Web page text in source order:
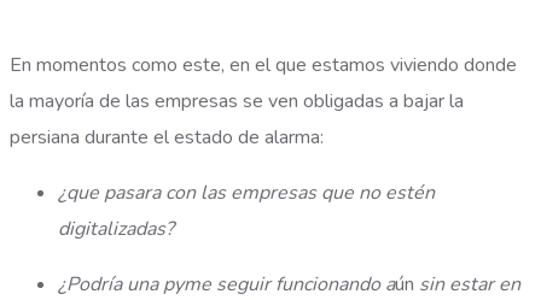
En momentos como este, en el que estamos viviendo donde
la mayoría de las empresas se ven obligadas a bajar la
persiana durante el estado de alarma:
¿que pasara con las empresas que no estén
digitalizadas?
¿Podría una pyme seguir funcionando aún sin estar en